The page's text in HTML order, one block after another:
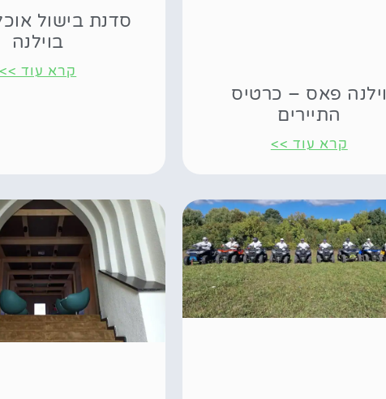
וילנה פאס – כרטיס
התיירים
קרא עוד >>
סדנת בישול
בוילנה
קרא עוד >>